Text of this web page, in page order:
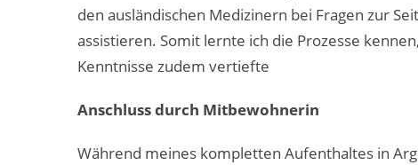
den ausländischen Medizinern bei Fragen zur
assistieren. Somit lernte ich die Prozesse
Kenntnisse zudem vertiefte
Anschluss durch Mitbewohnerin
Während meines kompletten Aufenthaltes in